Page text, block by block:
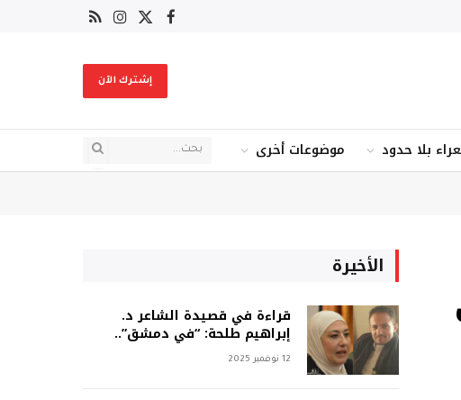
فيسبوك
X
الانستغرام
RSS
إشترك الآن
بلا حدود موضوعات أخرى
الأخيرة
قراءة في قصيدة الشاعر د.
إبراهيم طلحة: “في دمشق”..
12 نوفمبر 2025